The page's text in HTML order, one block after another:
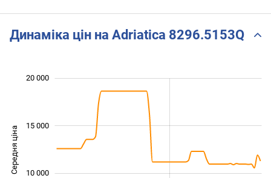
Динаміка цін на Adriatica 8296.5153Q
Середня ціна 10 000
20 000
15 000